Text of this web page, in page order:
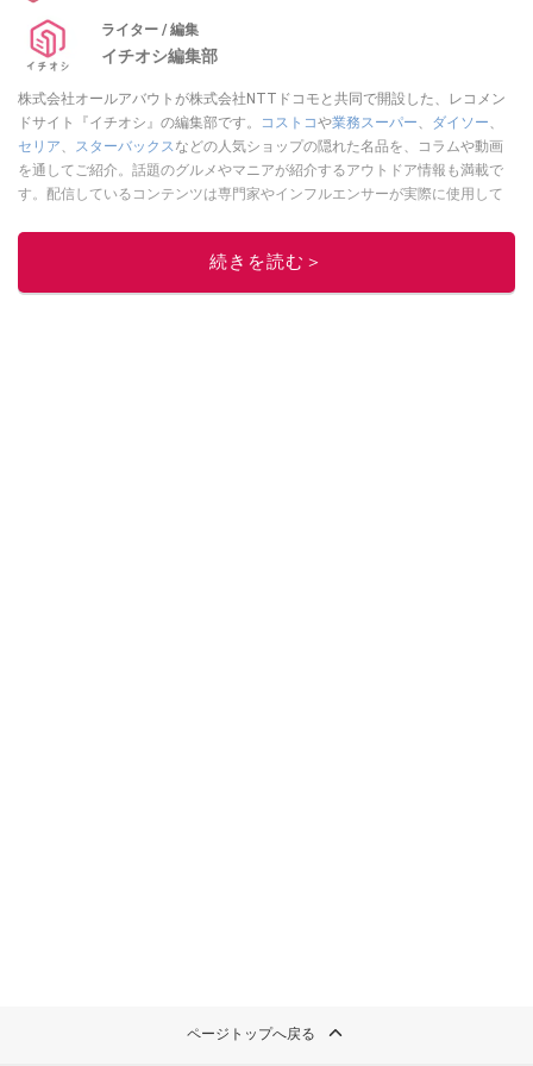
ライター / 編集
イチオシ編集部
株式会社オールアバウトが株式会社NTTドコモと共同で開設した、レコメン
ドサイト『イチオシ』の編集部です。
コストコや業務スーパー、 ダイソー、
セリア、 スターバックスなどの人気ショップの隠れた名品を、コラムや動画
を通してご紹介。話題のグルメやマニアが紹介するアウトドア情報も満載で
す。配信しているコンテンツは専門家やインフルエンサーが実際に使用して
ニュースでフォロー
続きを読む＞
ページトップへ戻る